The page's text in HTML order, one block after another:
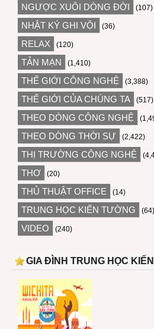
NGƯỢC XUÔI DÒNG ĐỜI (107)
NHẬT KÝ GHI VỘI (36)
RELAX (120)
TẢN MẠN (1,410)
THẾ GIỚI CÔNG NGHỆ (3,388)
THẾ GIỚI CỦA CHÚNG TA (517)
THEO DÒNG CÔNG NGHỆ
THEO DÒNG THỜI SỰ (2,422)
THỊ TRƯỜNG CÔNG NGHỆ
THƠ (20)
THỦ THUẬT OFFICE (14)
TRUNG HỌC KIẾN TƯỜNG (64)
VIDEO (240)
GIA ĐÌNH TRUNG HỌC